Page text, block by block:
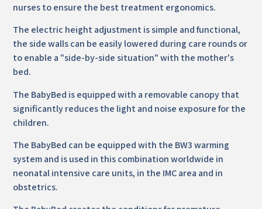
nurses to ensure the best treatment ergonomics.
The electric height adjustment is simple and functional,
the side walls can be easily lowered during care rounds or
to enable a "side-by-side situation" with the mother's
bed.
The BabyBed is equipped with a removable canopy that
significantly reduces the light and noise exposure for the
children.
The BabyBed can be equipped with the BW3 warming
system and is used in this combination worldwide in
neonatal intensive care units, in the IMC area and in
obstetrics.